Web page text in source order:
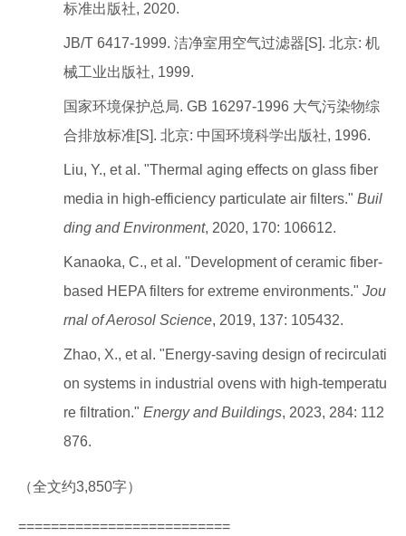
标准出版社, 2020.
JB/T 6417-1999. 洁净室用空气过滤器[S]. 北京: 机
械工业出版社, 1999.
国家环境保护总局. GB 16297-1996 大气污染物综
合排放标准[S]. 北京: 中国环境科学出版社, 1996.
Liu, Y., et al. "Thermal aging effects on glass fiber
media in high-efficiency particulate air filters." Buil
ding and Environment, 2020, 170: 106612.
Kanaoka, C., et al. "Development of ceramic fiber-
based HEPA filters for extreme environments." Jou
rnal of Aerosol Science, 2019, 137: 105432.
Zhao, X., et al. "Energy-saving design of recirculati
on systems in industrial ovens with high-temperatu
re filtration." Energy and Buildings, 2023, 284: 112
876.
（全文约3,850字）
==========================